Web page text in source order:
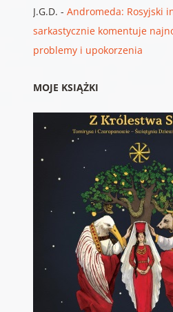
J.G.D. - Andromeda: Rosyjski
sarkastycznie komentuje
problemy i upokorzenia
MOJE KSIĄŻKI